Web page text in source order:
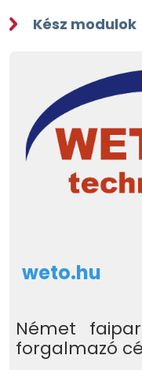
Kész modulok
weto.hu
Német
forgalmazó